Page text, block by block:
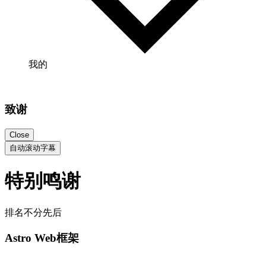
我的
致谢
Close
自动滚动字幕
特别鸣谢
排名不分先后
Astro Web框架